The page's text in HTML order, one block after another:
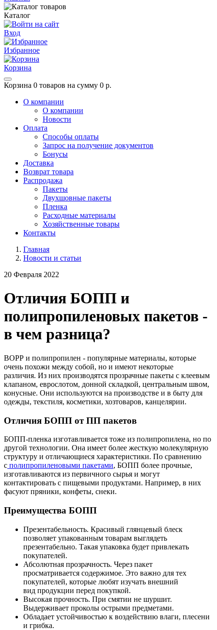
Каталог
Вход
Избранное
Корзина
Корзина 0 товаров на сумму 0 р.
О компании
О компании
Новости
Оплата
Способы оплаты
Запрос на получение документов
Бонусы
Доставка
Возврат товара
Распродажа
Пакеты
Двухшовные пакеты
Пленка
Расходные материалы
Хозяйственные товары
Контакты
Главная
Новости и статьи
20 Февраля 2022
Отличия БОПП и
полипропиленовых пакетов -
в чем разница?
BOPP и полипропилен - популярные материалы, которые
очень похожи между собой, но и имеют некоторые
различия. Из них производятся прозрачные пакеты с клеевым
клапаном, еврослотом, донной складкой, центральным швом,
конусные. Они используются на производстве и в быту для
одежды, текстиля, косметики, хозтоваров, канцелярии.
Отличия БОПП от ПП пакетов
БОПП-пленка изготавливается тоже из полипропилена, но по
другой технологии. Она имеет более жесткую молекулярную
структуру и отличающиеся характеристики. По сравнению
с полипропиленовыми пакетами, БОПП более прочные,
изготавливаются из первичного сырья и могут
контактировать с пищевыми продуктами. Например, в них
фасуют пряники, конфеты, снеки.
Преимущества БОПП
Презентабельность. Красивый глянцевый блеск
позволяет упакованным товарам выглядеть
презентабельно. Такая упаковка будет привлекать
покупателей.
Абсолютная прозрачность. Через пакет
просматривается содержимое. Это важно для тех
покупателей, которые любят изучать внешний
вид продукции перед покупкой.
Высокая прочность. При смятии не шуршит.
Выдерживает проколы острыми предметами.
Обладает устойчивостью к воздействию влаги, плесени
и грибка.